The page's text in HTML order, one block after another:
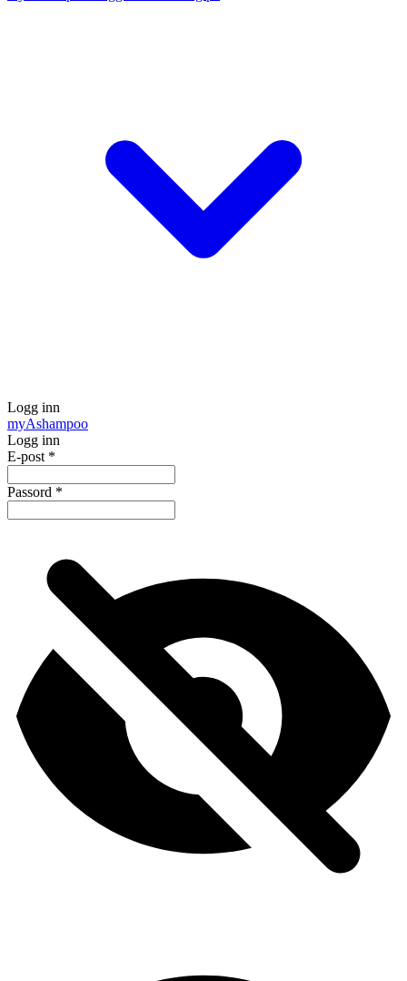
Logg inn
myAshampoo
Logg inn
E-post *
Passord *